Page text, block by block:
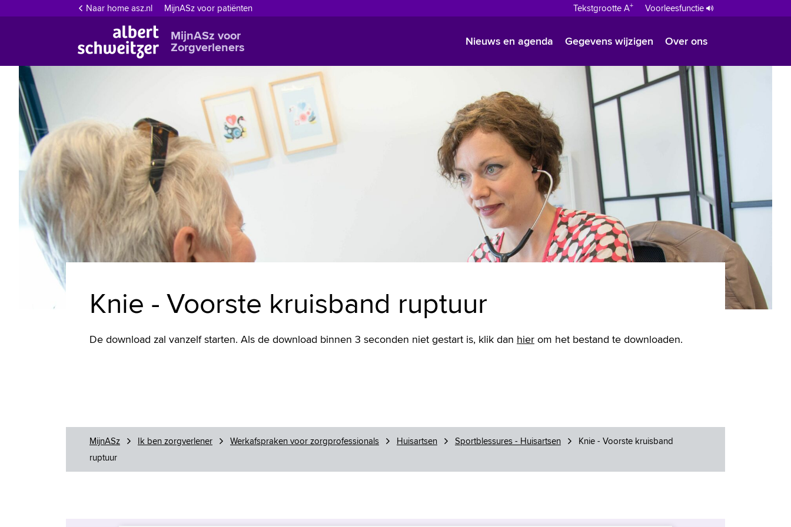
Naar home asz.nl MijnASz voor patiënten Tekstgrootte A+ Voorleesfunctie
MijnASz voor
Zorgverleners Nieuws en agenda Gegevens wijzigen Over ons
Knie - Voorste kruisband ruptuur
De download zal vanzelf starten. Als de download binnen 3 seconden niet gestart is, klik dan hier om het bestand te downloaden.
MijnASz Ik ben zorgverlener Werkafspraken voor zorgprofessionals Huisartsen Sportblessures - Huisartsen
Knie - Voorste kruisband
ruptuur